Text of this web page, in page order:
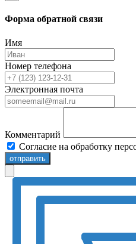
Форма обратной связи
Имя
Номер телефона
Электронная почта
Комментарий
Согласие на обработку
отправить